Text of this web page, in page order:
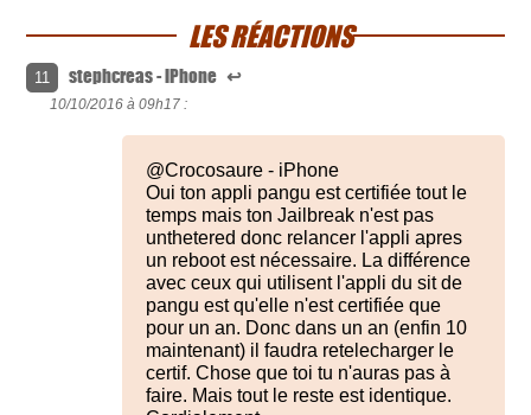
LES RÉACTIONS
11 stephcreas - iPhone ↩
10/10/2016 à 09h17 :
@Crocosaure - iPhone
Oui ton appli pangu est certifiée tout le
temps mais ton Jailbreak n'est pas
unthetered donc relancer l'appli apres
un reboot est nécessaire. La différence
avec ceux qui utilisent l'appli du sit de
pangu est qu'elle n'est certifiée que
pour un an. Donc dans un an (enfin 10
maintenant) il faudra retelecharger le
certif. Chose que toi tu n'auras pas à
faire. Mais tout le reste est identique.